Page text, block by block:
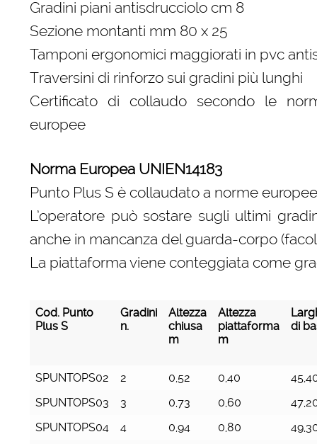
Gradini piani antisdrucciolo cm 8
Sezione montanti mm 80 x 25
Tamponi ergonomici maggiorati in pvc
Traversini di rinforzo sui gradini più lunghi
Certificato di collaudo secondo le
europee
Norma Europea UNIEN14183
Punto Plus S è collaudato a norme
L’operatore può sostare sugli ultimi
anche in mancanza del guarda-corpo
La piattaforma viene conteggiata come
Cod. Punto
Plus S
Gradini
n.
Altezza
chiusa
m
Altezza
piattaforma
m
di
Cod. Punto
Plus S
Gradini
n.
Altezza
chiusa
m
Altezza
piattaforma
m
di
SPUNTOPS02 2 0,52 0,40
SPUNTOPS03
3 0,73 0,60
SPUNTOPS04
4 0,94 0,80